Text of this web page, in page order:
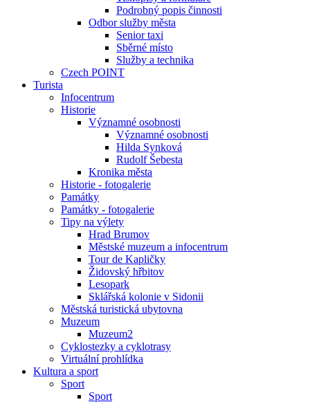
Podrobný popis činnosti
Odbor služby města
Senior taxi
Sběrné místo
Služby a technika
Czech POINT
Turista
Infocentrum
Historie
Významné osobnosti
Významné osobnosti
Hilda Synková
Rudolf Šebesta
Kronika města
Historie - fotogalerie
Památky
Památky - fotogalerie
Tipy na výlety
Hrad Brumov
Městské muzeum a infocentrum
Tour de Kapličky
Židovský hřbitov
Lesopark
Sklářská kolonie v Sidonii
Městská turistická ubytovna
Muzeum
Muzeum2
Cyklostezky a cyklotrasy
Virtuální prohlídka
Kultura a sport
Sport
Sport